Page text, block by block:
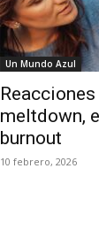
Un Mundo Azul
meltdown,
burnout
10 febrero, 2026